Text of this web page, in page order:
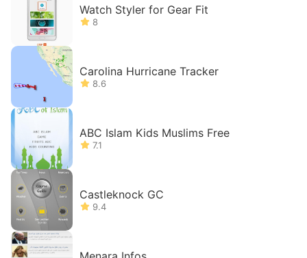
Watch Styler for Gear Fit
8
Carolina Hurricane Tracker
8.6
ABC Islam Kids Muslims Free
7.1
Castleknock GC
9.4